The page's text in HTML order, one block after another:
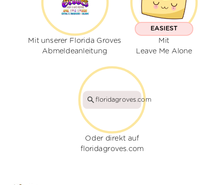
Mit unserer Florida Groves
Abmeldeanleitung
EASIEST
Mit
Leave Me Alone
floridagroves.com
Oder direkt auf
floridagroves.com